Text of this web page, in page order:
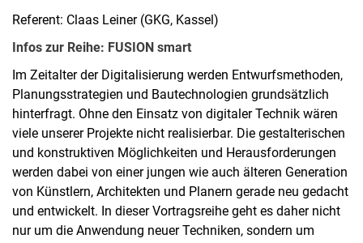
Referent: Claas Leiner (GKG, Kassel)
Infos zur Reihe: FUSION smart
Im Zeitalter der Digitalisierung werden Entwurfsmethoden,
Planungsstrategien und Bautechnologien grundsätzlich
hinterfragt. Ohne den Einsatz von digitaler Technik wären
viele unserer Projekte nicht realisierbar. Die gestalterischen
und konstruktiven Möglichkeiten und Herausforderungen
werden dabei von einer jungen wie auch älteren Generation
von Künstlern, Architekten und Planern gerade neu gedacht
und entwickelt. In dieser Vortragsreihe geht es daher nicht
nur um die Anwendung neuer Techniken, sondern um